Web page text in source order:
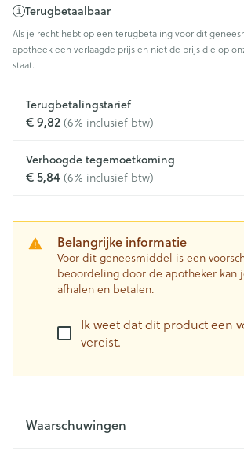
Terugbetaalbaar
Als je recht hebt op een terugbetaling voor dit
apotheek een verlaagde prijs en niet de prijs die op
staat.
Terugbetalingstarief
€ 9,82 (6% inclusief btw)
Verhoogde tegemoetkoming
€ 5,84 (6% inclusief btw)
Belangrijke informatie
Voor dit geneesmiddel is een
beoordeling door de apotheker kan
afhalen en betalen.
Ik weet dat dit product een
vereist.
Waarschuwingen